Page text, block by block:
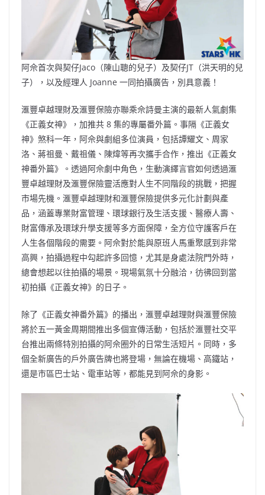
阿佘首次與契仔Jaco（陳山聰的兒子）及契仔JT（洪天明的兒
子），以及經理人 Joanne 一同拍攝廣告，別具意義！
滙豐卓越理財及滙豐保險亦聯乘佘詩曼主演的最新人氣劇集
《正義女神》，加推共 8 集的專屬番外篇。事隔《正義女
神》煞科一年，阿佘與劇組多位演員，包括譚耀文、周家
洛、蔣祖曼、戴祖儀、陳煒等再次攜手合作，推出《正義女
神番外篇》。透過阿佘劇中角色，生動演繹言官如何透過滙
豐卓越理財及滙豐保險靈活應對人生不同階段的挑戰，把握
市場先機。滙豐卓越理財和滙豐保險提供多元化計劃與產
品，涵蓋專業財富管理、環球銀行及生活支援、醫療人壽、
財富傳承及環球升學支援等多方面保障，全方位守護客戶在
人生各個階段的需要。阿佘對於能與原班人馬重聚感到非常
高興，拍攝過程中勾起許多回憶，尤其是身處法院門外時，
總會想起以往拍攝的場景。現場氣氛十分融洽，彷彿回到當
初拍攝《正義女神》的日子。
除了《正義女神番外篇》的播出，滙豐卓越理財與滙豐保險
將於五一黃金周期間推出多個宣傳活動，包括於滙豐社交平
台推出兩條特別拍攝的阿佘圈外的日常生活短片。同時，多
個全新廣告的戶外廣告牌也將登場，無論在機場、高鐵站，
還是市區巴士站、電車站等，都能見到阿佘的身影。